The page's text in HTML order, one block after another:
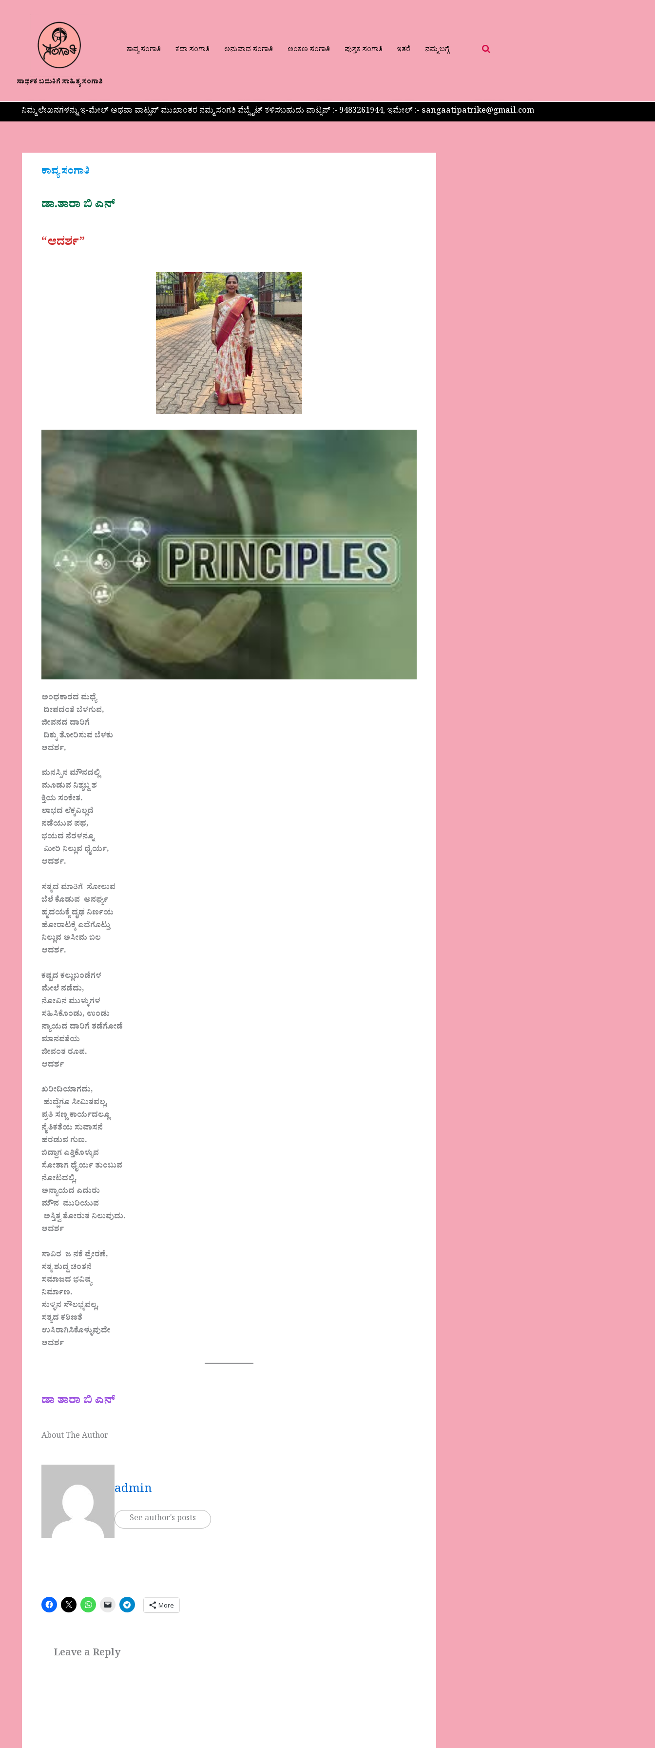
ಸಾರ್ಥಕ ಬದುಕಿಗೆ ಸಾಹಿತ್ಯ ಸಂಗಾತಿ
ಕಾವ್ಯ ಸಂಗಾತಿ ಕಥಾ ಸಂಗಾತಿ ಅನುವಾದ ಸಂಗಾತಿ ಅಂಕಣ ಸಂಗಾತಿ ಪುಸ್ತಕ ಸಂಗಾತಿ ಇತರೆ ನಮ್ಮ ಬಗ್ಗೆ
ನಿಮ್ಮ ಲೇಖನಗಳನ್ನು ಇ-ಮೇಲ್ ಅಥವಾ ವಾಟ್ಸಪ್ ಮುಖಾಂತರ ನಮ್ಮ ಸಂಗತಿ ವೆಬ್ಸೈಟ್ ಕಳಿಸಬಹುದು ವಾಟ್ಸಪ್‌ :- 9483261944, ಇಮೇಲ್ :- sangaatipatrike@gmail.com
ಕಾವ್ಯ ಸಂಗಾತಿ
ಡಾ.ತಾರಾ ಬಿ ಎನ್‌
“ಆದರ್ಶ”
ಅಂಧಕಾರದ ಮಧ್ಯೆ
ದೀಪದಂತೆ ಬೆಳಗುವ,
ಜೀವನದ ದಾರಿಗೆ
ದಿಕ್ಕು ತೋರಿಸುವ ಬೆಳಕು
ಆದರ್ಶ,
ಮನಸ್ಸಿನ ಮೌನದಲ್ಲಿ
ಮೂಡುವ ನಿಶ್ಶಬ್ದ ಶ
ಕ್ತಿಯ ಸಂಕೇತ.
ಲಾಭದ ಲೆಕ್ಕವಿಲ್ಲದೆ
ನಡೆಯುವ ಪಥ,
ಭಯದ ನೆರಳನ್ನೂ
ಮೀರಿ ನಿಲ್ಲುವ ಧೈರ್ಯ,
ಆದರ್ಶ.
ಸತ್ಯದ ಮಾತಿಗೆ ಸೋಲುವ
ಬೆಲೆ ಕೊಡುವ ಅನರ್ಘ್ಯ
ಹೃದಯಕ್ಜೆ ದೃಢ ನಿರ್ಣಯ
ಹೋರಾಟಕ್ಕೆ ಎದೆಗೊಟ್ತು
ನಿಲ್ಲುವ ಅಸೀಮ ಬಲ
ಆದರ್ಶ.
ಕಷ್ಟದ ಕಲ್ಲುಬಂಡೆಗಳ
ಮೇಲೆ ನಡೆದು,
ನೋವಿನ ಮುಳ್ಳುಗಳ
ಸಹಿಸಿಕೊಂಡು, ಉಂಡು
ನ್ಯಾಯದ ದಾರಿಗೆ ತಡೆಗೋಡೆ
ಮಾನವತೆಯ
ಜೀವಂತ ರೂಪ.
ಆದರ್ಶ
ಖರೀದಿಯಾಗದು,
ಹುದ್ದೆಗೂ ಸೀಮಿತವಲ್ಲ,
ಪ್ರತಿ ಸಣ್ಣ ಕಾರ್ಯದಲ್ಲೂ
ನೈತಿಕತೆಯ ಸುವಾಸನೆ
ಹರಡುವ ಗುಣ.
ಬಿದ್ದಾಗ ಎತ್ತಿಕೊಳ್ಳುವ
ಸೋತಾಗ ಧೈರ್ಯ ತುಂಬುವ
ನೋಟದಲ್ಲಿ,
ಅನ್ಯಾಯದ ಎದುರು
ಮೌನ ಮುರಿಯುವ
ಅಸ್ತಿತ್ವ ತೋರುತ ನಿಲುವುದು.
ಆದರ್ಶ
ಸಾವಿರ ಜ ನಕೆ ಪ್ರೇರಣೆ,
ಸತ್ಯ ಶುದ್ಧ ಚಿಂತನೆ
ಸಮಾಜದ ಭವಿಷ್ಯ
ನಿರ್ಮಾಣ.
ಸುಳ್ಳಿನ ಸೌಲಭ್ಯವಲ್ಲ,
ಸತ್ಯದ ಕಠಿಣತೆ
ಉಸಿರಾಗಿಸಿಕೊಳ್ಳುವುದೇ
ಆದರ್ಶ
ಡಾ ತಾರಾ ಬಿ ಎನ್
About The Author
admin
See author's posts
More
Leave a Reply